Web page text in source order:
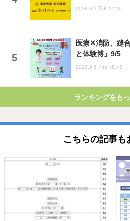
2026.6.2 Tue 12:15
医療✕消防、縫
と体験博」9/5
2026.8.6 Thu 18:15
ランキングをも
こちらの記事も